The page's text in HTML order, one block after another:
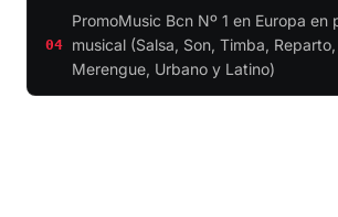
04
PromoMusic Bcn Nº 1 en Europa en
musical (Salsa, Son, Timba,
Merengue, Urbano y Latino)